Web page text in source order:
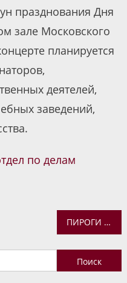
празднования Дня
зале Московского
планируется
деятелей,
заведений,
по делам
ПИРОГИ ДЛЯ ФЕСТИВАЛЯ ПОСТНОЙ КУХНИ
Найти: